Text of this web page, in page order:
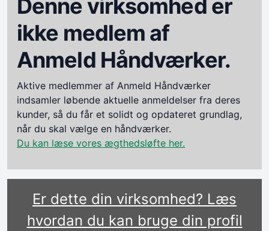
Denne virksomhed er
ikke medlem af
Anmeld Håndværker.
Aktive medlemmer af Anmeld Håndværker
indsamler løbende aktuelle anmeldelser fra deres
kunder, så du får et solidt og opdateret grundlag,
når du skal vælge en håndværker.
Du kan læse vores ægthedsløfte her.
Er dette din virksomhed? Læs
hvordan du kan bruge din profil